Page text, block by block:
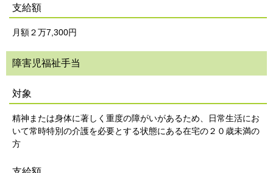
支給額
月額２万7,300円
障害児福祉手当
対象
精神または身体に著しく重度の障がいがあるため、日常生活にお
いて常時特別の介護を必要とする状態にある在宅の２０歳未満の
方